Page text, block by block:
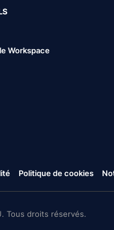
Workspace
Politique de cookies
Tous droits réservés.